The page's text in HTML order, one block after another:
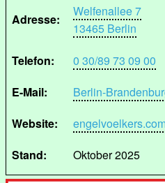
Adresse:
Welfenallee 7
13465 Berlin
Telefon:
0 30/89 73 09 00
E-Mail:
Berlin-
Website:
Stand:
Oktober 2025